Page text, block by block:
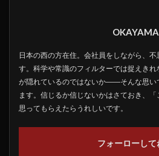
OKAYAMA
日本の西の方在住。会社員をしながら、
す。科学や常識のフィルターでは捉えき
が隠れているのではないか――そんな思い
ます。信じるか信じないかはさておき、
思ってもらえたらうれしいです。
フォーローして